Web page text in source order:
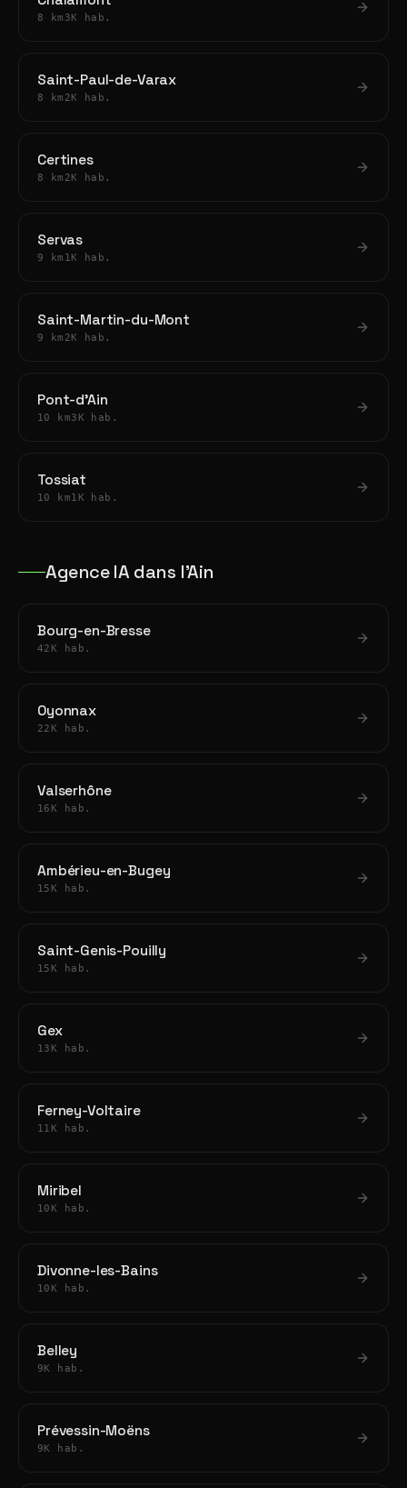
8 km 3K hab.
Saint-Paul-de-Varax
8 km 2K hab.
Certines
8 km 2K hab.
Servas
9 km 1K hab.
Saint-Martin-du-Mont
9 km 2K hab.
Pont-d'Ain
10 km3K hab.
Tossiat
10 km1K hab.
Agence IA dans l'Ain
Bourg-en-Bresse
42K hab.
Oyonnax
22K hab.
Valserhône
16K hab.
Ambérieu-en-Bugey
15K hab.
Saint-Genis-Pouilly
15K hab.
Gex
13K hab.
Ferney-Voltaire
11K hab.
Miribel
10K hab.
Divonne-les-Bains
10K hab.
Belley
9K hab.
Prévessin-Moëns
9K hab.